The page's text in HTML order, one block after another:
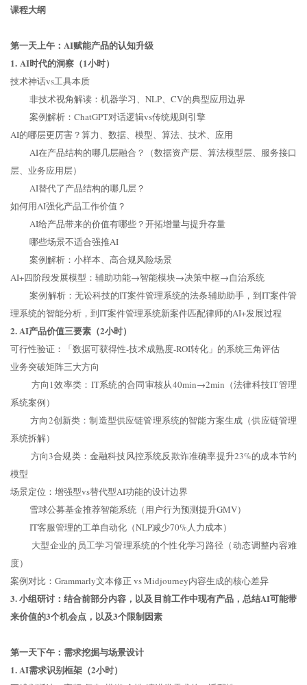
课程大纲
第一天上午：AI赋能产品的认知升级
1. AI时代的洞察（1小时）
技术神话vs工具本质
非技术视角解读：机器学习、NLP、CV的典型应用边界
案例解析：ChatGPT对话逻辑vs传统规则引擎
AI的哪层更厉害？算力、数据、模型、算法、技术、应用
AI在产品结构的哪几层融合？（数据资产层、算法模型层、服务接口
层、业务应用层）
AI替代了产品结构的哪几层？
如何用AI强化产品工作价值？
AI给产品带来的价值有哪些？开拓增量与提升存量
哪些场景不适合强推AI
案例解析：小样本、高合规风险场景
AI+四阶段发展模型：辅助功能→智能模块→决策中枢→自治系统
案例解析：无讼科技的IT案件管理系统的法条辅助助手，到IT案件管
理系统的智能分析，到IT案件管理系统新案件匹配律师的AI+发展过程
2. AI产品价值三要素（2小时）
可行性验证：「数据可获得性-技术成熟度-ROI转化」的系统三角评估
业务突破矩阵三大方向
方向1效率类：IT系统的合同审核从40min→2min（法律科技IT管理
系统案例）
方向2创新类：制造型供应链管理系统的智能方案生成（供应链管理
系统拆解）
方向3合规类：金融科技风控系统反欺诈准确率提升23%的成本节约
模型
场景定位：增强型vs替代型AI功能的设计边界
雪球公募基金推荐智能系统（用户行为预测提升GMV）
IT客服管理的工单自动化（NLP减少70%人力成本）
大型企业的员工学习管理系统的个性化学习路径（动态调整内容难
度）
案例对比：Grammarly文本修正 vs Midjourney内容生成的核心差异
3. 小组研讨：结合前部分内容，以及目前工作中现有产品，总结AI可能带
来价值的3个机会点，以及3个限制因素
第一天下午：需求挖掘与场景设计
1. AI需求识别框架（2小时）